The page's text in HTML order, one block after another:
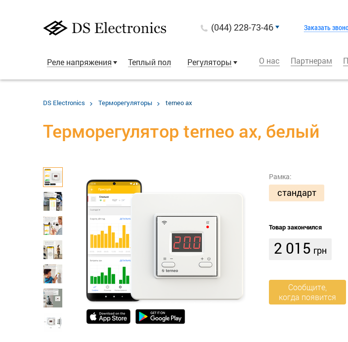
(044) 228-73-46 Заказать
Реле напряжения Теплый пол Регуляторы О нас Партнерам
DS Electronics Терморегуляторы terneo ax
Терморегулятор terneo ax, белый
Рамка:
стандарт
Товар закончился
2 015 грн
Сообщите,
когда появится